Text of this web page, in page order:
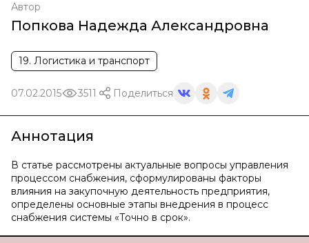
Автор
Попкова Надежда Александровна
19. Логистика и транспорт
07.02.2015 3511 Поделиться
Аннотация
В статье рассмотрены актуальные вопросы управления
процессом снабжения, сформулированы факторы
влияния на закупочную деятельность предприятия,
определены основные этапы внедрения в процесс
снабжения системы «Точно в срок».